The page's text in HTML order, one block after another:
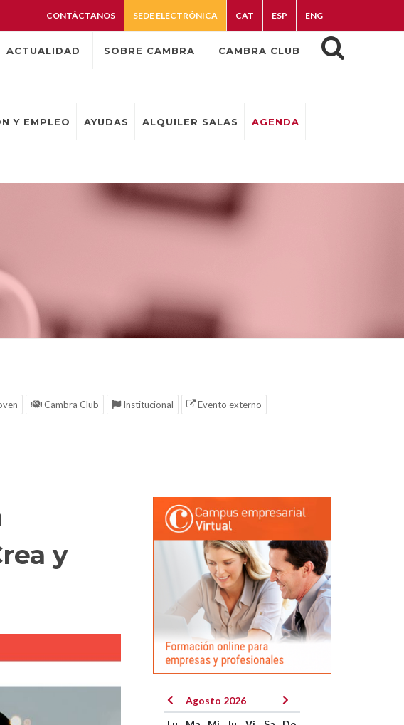
CONTÁCTANOS SEDE ELECTRÓNICA CAT ESP ENG
ACTUALIDAD SOBRE CAMBRA CAMBRA CLUB
Y EMPLEO AYUDAS ALQUILER SALAS AGENDA
Cambra Club Institucional
Evento externo
y
Agosto 2026